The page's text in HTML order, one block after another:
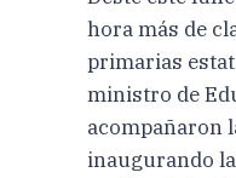
hora más de
primarias
ministro de
acompañaron
inaugurando